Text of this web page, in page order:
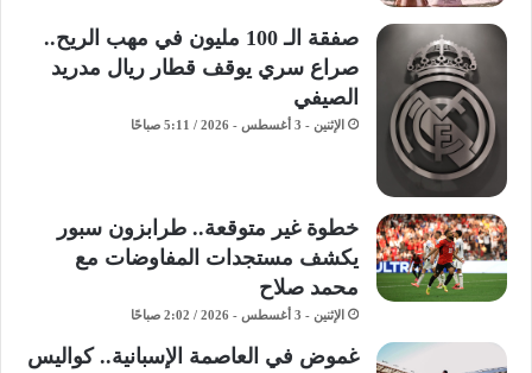
صفقة الـ 100 مليون في مهب الريح..
صراع سري يوقف قطار ريال مدريد
الصيفي
الإثنين - 3 أغسطس - 2026 / 5:11 صباحًا
خطوة غير متوقعة.. طرابزون سبور
يكشف مستجدات المفاوضات مع
محمد صلاح
الإثنين - 3 أغسطس - 2026 / 2:02 صباحًا
غموض في العاصمة الإسبانية.. كواليس